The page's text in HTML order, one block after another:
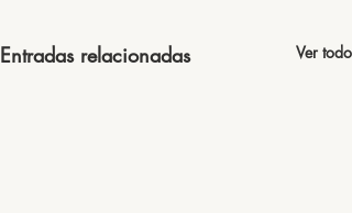
Entradas relacionadas Ver todo